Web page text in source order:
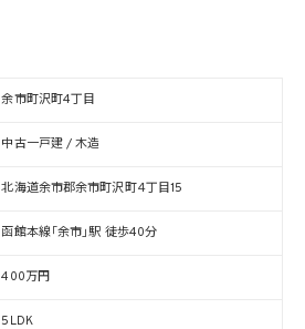
余市町沢町4丁目
中古一戸建 / 木造
北海道余市郡余市町沢町４丁目15
函館本線「余市」駅 徒歩40分
400万円
5LDK